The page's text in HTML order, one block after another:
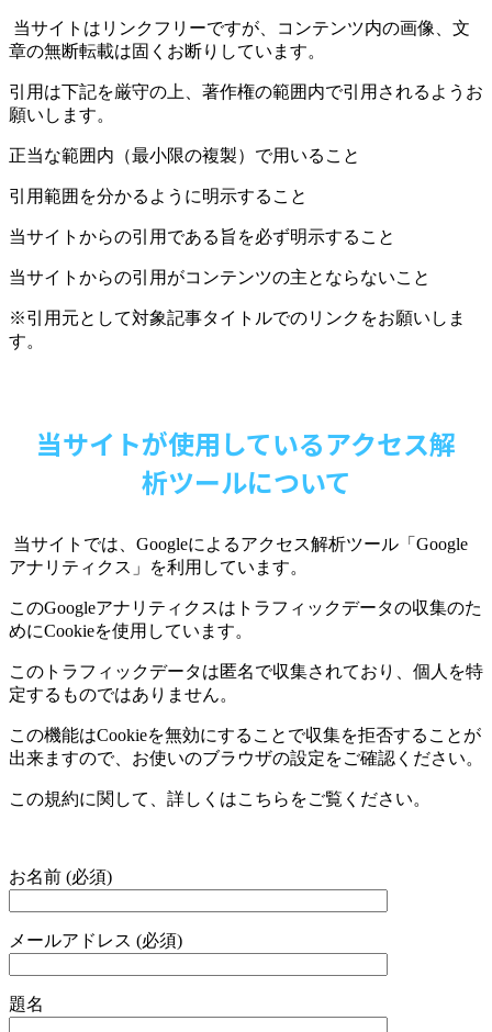
当サイトはリンクフリーですが、コンテンツ内の画像、文
章の無断転載は固くお断りしています。
引用は下記を厳守の上、著作権の範囲内で引用されるようお
願いします。
正当な範囲内（最小限の複製）で用いること
引用範囲を分かるように明示すること
当サイトからの引用である旨を必ず明示すること
当サイトからの引用がコンテンツの主とならないこと
※引用元として対象記事タイトルでのリンクをお願いしま
す。
当サイトが使用しているアクセス解
析ツールについて
当サイトでは、 Googleによるアクセス解析ツール「 Google
アナリティクス」を利用しています。
このGoogleアナリティクスはトラフィックデータの収集のた
めにCookieを使用しています。
このトラフィックデータは匿名で収集されており、個人を特
定するものではありません。
この機能はCookieを無効にすることで収集を拒否することが
出来ますので、お使いのブラウザの設定をご確認ください。
この規約に関して、詳しくはこちらをご覧ください。
お名前 (必須)
メールアドレス (必須)
題名